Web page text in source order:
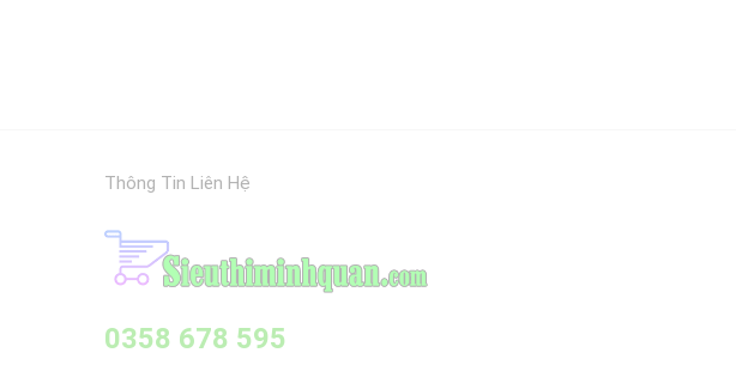
Thông Tin Liên Hệ
0358 678 595